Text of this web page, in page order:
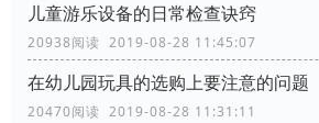
儿童游乐设备的日常检查诀窍
20938阅读 2019-08-28 11:45:07
在幼儿园玩具的选购上要注意的问题
20470阅读 2019-08-28 11:31:11